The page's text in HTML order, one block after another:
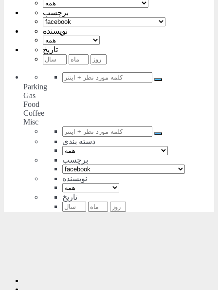
برچسب
نویسنده
تاریخ
Parking
Gas
Food
Coffee
Misc
دسته بندی
برچسب
نویسنده
تاریخ